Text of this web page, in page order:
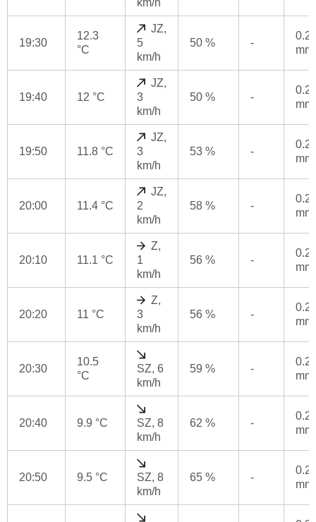
km/h
19:30
12.3
°C
JZ,
5
km/h
50 % -
0.2
mm
19:40 12 °C
JZ,
3
km/h
50 % -
0.2
mm
19:50 11.8 °C
JZ,
3
km/h
53 % -
0.2
mm
20:00 11.4 °C
JZ,
2
km/h
58 % -
0.2
mm
20:10 11.1 °C
Z,
1
km/h
56 % -
0.2
mm
20:20 11 °C
Z,
3
km/h
56 % -
0.2
mm
20:30
10.5
°C
SZ, 6
km/h
59 % -
0.2
mm
20:40 9.9 °C
SZ, 8
km/h
62 % -
0.2
mm
20:50 9.5 °C
SZ, 8
km/h
65 % -
0.2
mm